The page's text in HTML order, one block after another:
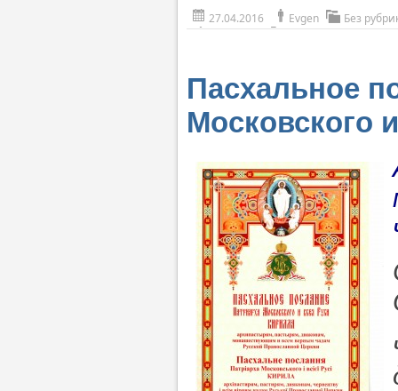
27.04.2016 Evgen Без
Пасхальное
Московского